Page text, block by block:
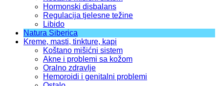
Hormonski disbalans
Regulacija tjelesne težine
Libido
Natura Siberica
Kreme, masti, tinkture, kapi
Koštano mišićni sistem
Akne i problemi sa kožom
Oralno zdravlje
Hemoroidi i genitalni problemi